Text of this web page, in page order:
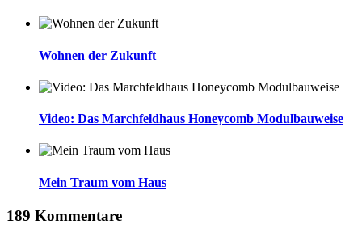
Wohnen der Zukunft
Video: Das Marchfeldhaus Honeycomb Modulbauweise
Mein Traum vom Haus
189 Kommentare